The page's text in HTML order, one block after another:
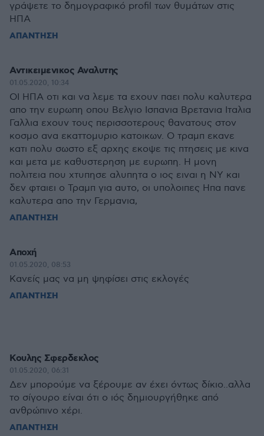
γράψετε το δημογραφικό profil των θυμάτων στις
ΗΠΑ
ΑΠΑΝΤΗΣΗ
Αντικειμενικος Αναλυτης
01.05.2020, 10:34
ΟΙ ΗΠΑ οτι και να λεμε τα εχουν παει πολυ καλυτερα
απο την ευρωπη οπου Βελγιο Ισπανια Βρετανια Ιταλια
Γαλλια εχουν τους περισσοτερους θανατους στον
κοσμο ανα εκαττομυριο κατοικων. Ο τραμπ εκανε
κατι πολυ σωστο εξ αρχης εκοψε τις πτησεις με κινα
και μετα με καθυστερηση με ευρωπη. Η μονη
πολιτεια που χτυπησε αλυπητα ο ιος ειναι η ΝΥ και
δεν φταιει ο Τραμπ για αυτο, οι υπολοιπες Ηπα πανε
καλυτερα απο την Γερμανια,
ΑΠΑΝΤΗΣΗ
Αποχή
01.05.2020, 08:53
Κανείς μας να μη ψηφίσει στις εκλογές
ΑΠΑΝΤΗΣΗ
Κουλης Σφερδεκλος
01.05.2020, 06:31
Δεν μπορούμε να ξέρουμε αν έχει όντως δίκιο..αλλα
το σίγουρο είναι ότι ο ιός δημιουργήθηκε από
ανθρώπινο χέρι.
ΑΠΑΝΤΗΣΗ